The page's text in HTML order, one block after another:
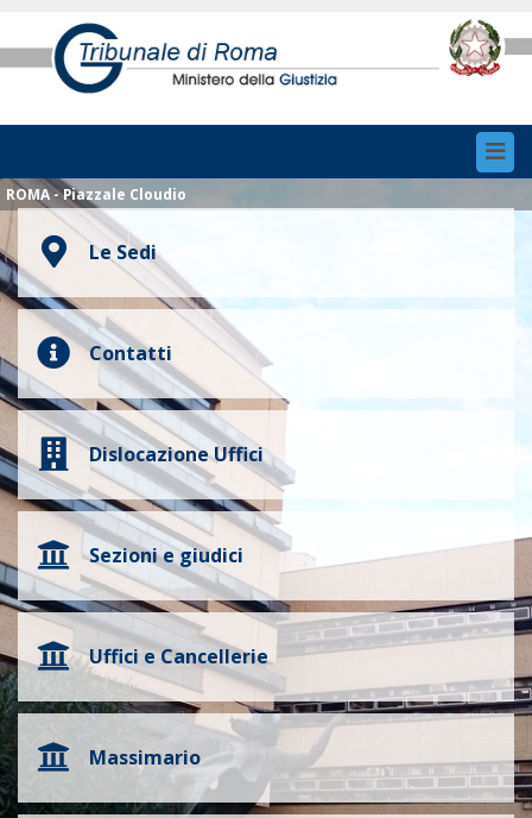
ROMA - Piazzale Cloudio
Le Sedi
Contatti
Dislocazione Uffici
Sezioni e giudici
Uffici e Cancellerie
Massimario